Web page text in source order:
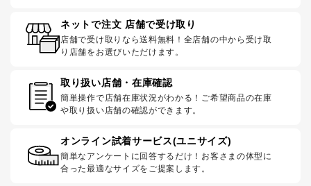
ネットで注文 店舗で受け取り
店舗で受け取りなら送料無料！全店舗の中から受け取
り店舗をお選びいただけます。
取り扱い店舗・在庫確認
簡単操作で店舗在庫状況がわかる！ご希望商品の在庫
や取り扱い店舗の確認ができます。
オンライン試着サービス(ユニサイズ)
簡単なアンケートに回答するだけ！お客さまの体型に
合った最適なサイズをご提案します。